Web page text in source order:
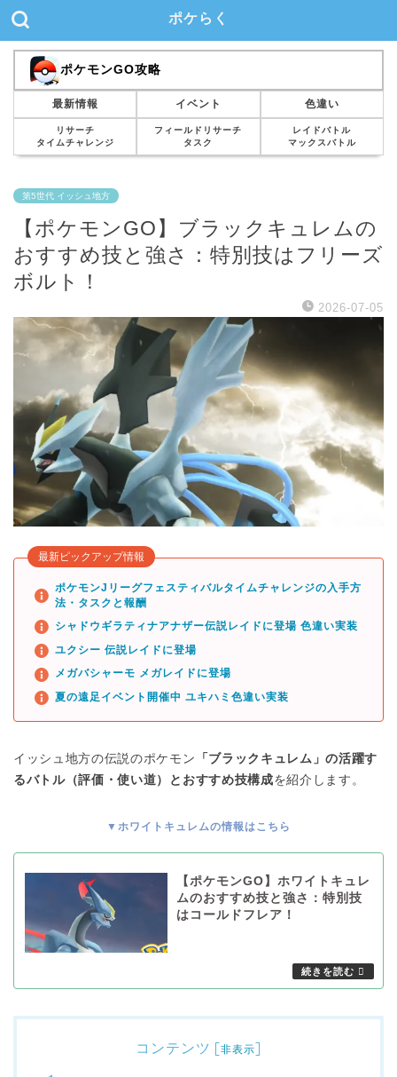
ポケらく
ポケモンGO攻略
最新情報 イベント 色違い
リサーチ
タイムチャレンジ
フィールドリサーチ
タスク
レイドバトル
マックスバトル
第5世代 イッシュ地方
【ポケモンGO】ブラックキュレムの
おすすめ技と強さ：特別技はフリーズ
ボルト！
2026-07-05
最新ピックアップ情報
ポケモンJリーグフェスティバルタイムチャレンジの入手方
法・タスクと報酬
シャドウギラティナアナザー伝説レイドに登場 色違い実装
ユクシー 伝説レイドに登場
メガバシャーモ メガレイドに登場
夏の遠足イベント開催中 ユキハミ色違い実装
イッシュ地方の伝説のポケモン
「ブラックキュレム」の活躍す
るバトル（評価・使い道）とおすすめ技構成を紹介します。
▼ホワイトキュレムの情報はこちら
【ポケモンGO】ホワイトキュレ
ムのおすすめ技と強さ：特別技
はコールドフレア！
コンテンツ [非表示]